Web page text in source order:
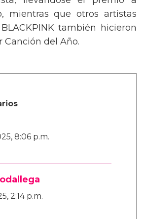
mientras que otros artistas
también hicieron
Canción del Año.
8:06 p.m.
2:14 p.m.